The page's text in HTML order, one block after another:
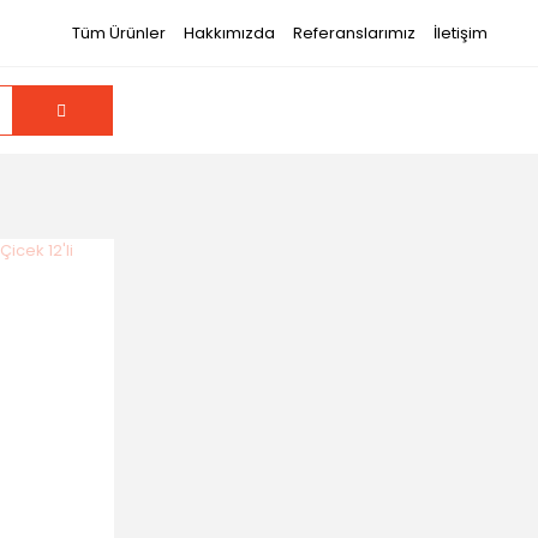
Tüm Ürünler Hakkımızda Referanslarımız İletişim